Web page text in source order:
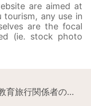
are aimed at
any use in
are the focal
(ie. stock photo
育旅行関係者の皆様へ